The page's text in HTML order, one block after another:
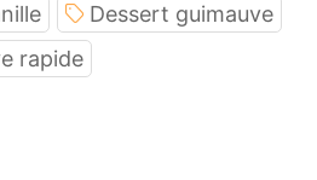
Dessert guimauve
rapide